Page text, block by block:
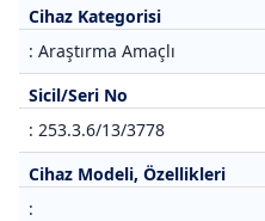
Cihaz Kategorisi
: Araştırma Amaçlı
Sicil/Seri No
: 253.3.6/13/3778
Cihaz Modeli, Özellikleri
: